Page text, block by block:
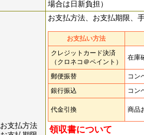
場合は日新負担）
お支払方法
お支払方法、お支払期限、
お支払い方法
クレジットカード決済
（クロネコ＠ペイント）
在庫
郵便振替
コン
銀行振込
コン
代金引換 商品
領収書について